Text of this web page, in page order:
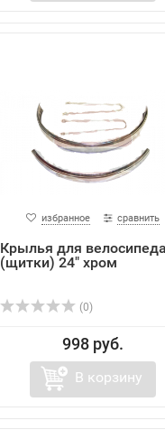
избранное сравнить
Крылья для
(щитки) 24" хром
(0)
998 руб.
В корзину